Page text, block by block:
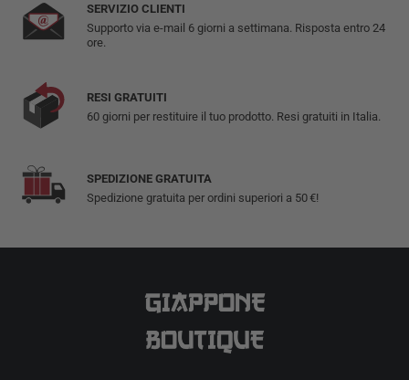
SERVIZIO CLIENTI
Supporto via e-mail 6 giorni a settimana. Risposta entro 24
ore.
RESI GRATUITI
60 giorni per restituire il tuo prodotto. Resi gratuiti in Italia.
SPEDIZIONE GRATUITA
Spedizione gratuita per ordini superiori a 50 €!